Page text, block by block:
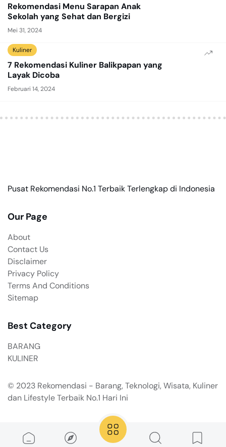
Rekomendasi Menu Sarapan Anak
Sekolah yang Sehat dan Bergizi
Mei 31, 2024
Kuliner
7 Rekomendasi Kuliner Balikpapan yang
Layak Dicoba
Februari 14, 2024
Pusat Rekomendasi No.1 Terbaik Terlengkap di Indonesia
Our Page
About
Contact Us
Disclaimer
Privacy Policy
Terms And Conditions
Sitemap
Best Category
BARANG
KULINER
© 2023 Rekomendasi - Barang, Teknologi, Wisata, Kuliner
dan Lifestyle Terbaik No.1 Hari Ini